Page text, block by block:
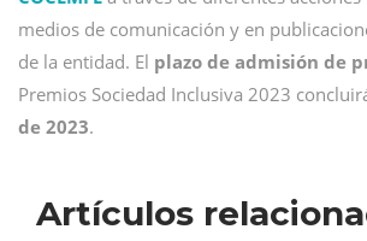
medios de comunicación y en
de la entidad. El plazo de admisión de
Premios Sociedad Inclusiva 2023
de 2023.
Artículos